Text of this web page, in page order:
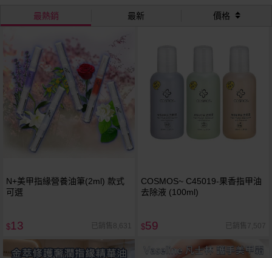
最熱銷 最新 價格
N+美甲指緣營養油筆(2ml) 款式
可選
$13 已銷售8,631
COSMOS~ C45019-果香指甲油
去除液 (100ml)
$59 已銷售7,507